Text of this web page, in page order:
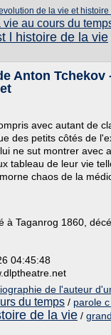
de la vie et histoire
vie au cours du
l histoire de la vie
Anton Tchekov
avec autant de
des petits côtés de
ne sut montrer avec
tableau de leur vie
chaos de la
à Taganrog 1860,
04:45:48
de l'auteur
du temps / parole
de la vie /